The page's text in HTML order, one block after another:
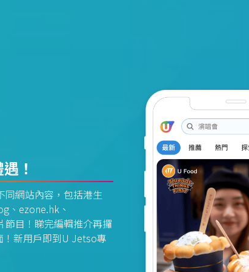
！
同網站內容，包括港生
、ezone.hk、
節目！睇完編輯推介再攞
！新用戶即到U Jetso專